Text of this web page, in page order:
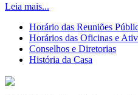
Leia mais...
Horário das Reuniões
Horários das Oficinas e
Conselhos e Diretorias
História da Casa